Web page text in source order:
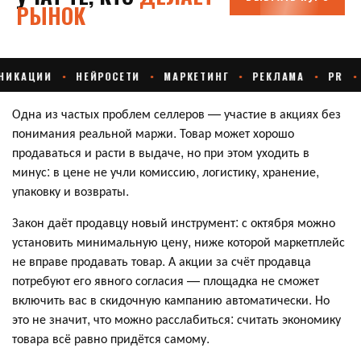
Одна из частых проблем селлеров — участие в акциях без
понимания реальной маржи. Товар может хорошо
продаваться и расти в выдаче, но при этом уходить в
минус: в цене не учли комиссию, логистику, хранение,
упаковку и возвраты.
Закон даёт продавцу новый инструмент: с октября можно
установить минимальную цену, ниже которой маркетплейс
не вправе продавать товар. А акции за счёт продавца
потребуют его явного согласия — площадка не сможет
включить вас в скидочную кампанию автоматически. Но
это не значит, что можно расслабиться: считать экономику
товара всё равно придётся самому.